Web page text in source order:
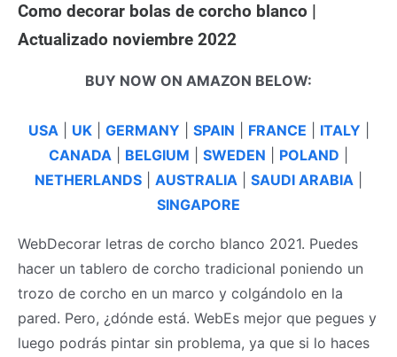
Como decorar bolas de corcho blanco |
Actualizado noviembre 2022
BUY NOW ON AMAZON BELOW:
USA UK| GERMANY SPAIN FRANCE ITALY
CANADA
BELGIUM SWEDEN POLAND
NETHERLANDS
AUSTRALIA SAUDI ARABIA
SINGAPORE
WebDecorar letras de corcho blanco 2021. Puedes
hacer un tablero de corcho tradicional poniendo un
trozo de corcho en un marco y colgándolo en la
pared. Pero, ¿dónde está. WebEs mejor que pegues y
luego podrás pintar sin problema, ya que si lo haces